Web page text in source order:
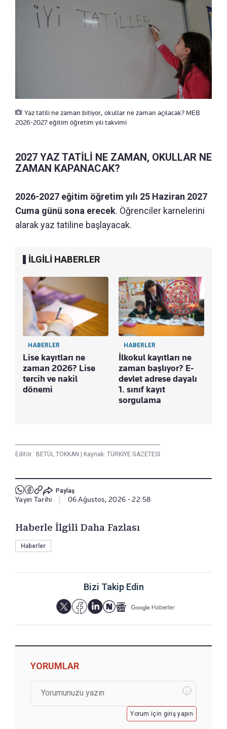
Yaz tatili ne zaman bitiyor, okullar ne zaman açılacak? MEB
2026-2027 eğitim öğretim yılı takvimi
2027 YAZ TATİLİ NE ZAMAN, OKULLAR NE
ZAMAN KAPANACAK?
2026-2027 eğitim öğretim yılı 25 Haziran 2027
Cuma günü sona erecek. Öğrenciler karnelerini
alarak yaz tatiline başlayacak.
İLGİLİ HABERLER
HABERLER
Lise kayıtları ne
zaman 2026? Lise
tercih ve nakil
dönemi
HABERLER
İlkokul kayıtları ne
zaman başlıyor? E-
devlet adrese dayalı
1. sınıf kayıt
sorgulama
Editör : BETÜL TOKKAN Kaynak: TÜRKİYE GAZETESİ
Paylaş
Yayın Tarihi 06 Ağustos, 2026 - 22:58
Haberle İlgili Daha Fazlası
Haberler
Bizi Takip Edin
YORUMLAR
Yorum için giriş yapın